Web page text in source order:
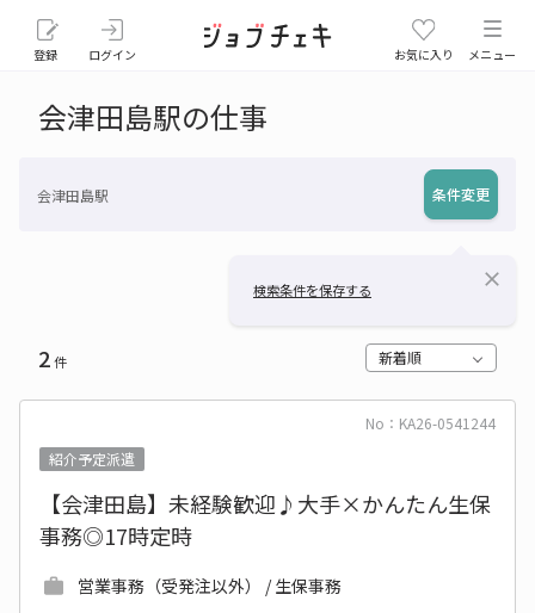
登録 ログイン お気に入り メニュー
会津田島駅の仕事
会津田島駅 条件変更
検索条件を保存する close
2件 新着順
No：KA26-0541244
紹介予定派遣
【会津田島】未経験歓迎♪大手×かんたん生保
事務◎17時定時
営業事務（受発注以外） / 生保事務